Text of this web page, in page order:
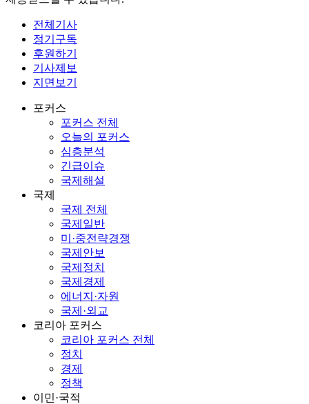
전체기사
정기구독
후원하기
기사제보
지면보기
포커스
포커스 전체
오늘의 포커스
심층분석
긴급이슈
국제해설
국제
국제 전체
국제일반
미·중전략경쟁
국제안보
국제정치
국제경제
에너지·자원
국제·외교
코리아 포커스
코리아 포커스 전체
정치
경제
정책
이민·국적